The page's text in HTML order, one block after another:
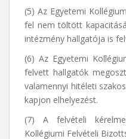
(5) Az Egyetemi
fel nem töltött
intézmény hallgatója is
(6) Az Egyetemi
felvett hallgatók
valamennyi hitéleti
kapjon elhelyezést.
(7) A felvételi
Kollégiumi Felvételi